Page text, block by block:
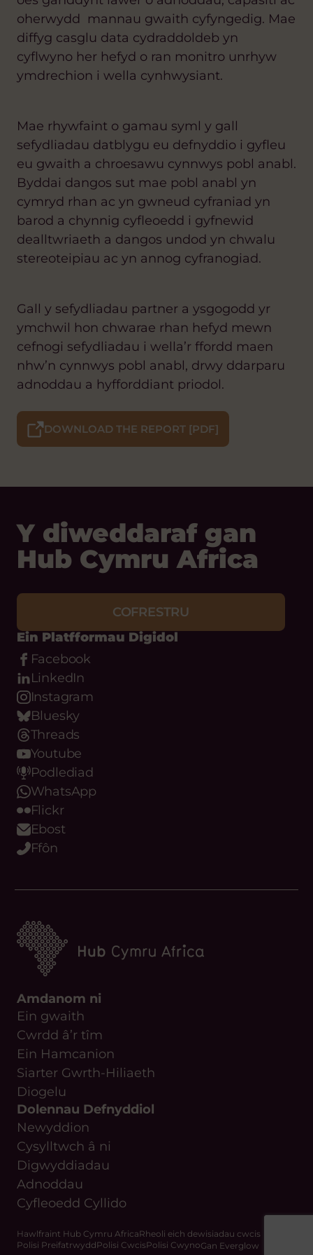
oherwydd mannau gwaith cyfyngedig. Mae
diffyg casglu data cydraddoldeb yn
cyflwyno her hefyd o ran monitro unrhyw
ymdrechion i wella cynhwysiant.
Mae rhywfaint o gamau syml y gall
sefydliadau datblygu eu defnyddio i gyfleu
eu gwaith a chroesawu cynnwys pobl anabl.
Byddai dangos sut mae pobl anabl yn
cymryd rhan ac yn gwneud cyfraniad yn
barod a chynnig cyfleoedd i gyfnewid
dealltwriaeth a dangos undod yn chwalu
stereoteipiau ac yn annog cyfranogiad.
Gall y sefydliadau partner a ysgogodd yr
ymchwil hon chwarae rhan hefyd mewn
cefnogi sefydliadau i wella’r ffordd maen
nhw’n cynnwys pobl anabl, drwy ddarparu
adnoddau a hyfforddiant priodol.
DOWNLOAD THE REPORT [PDF]
Y diweddaraf gan
Hub Cymru Africa
COFRESTRU
Ein Platfformau Digidol
Facebook
LinkedIn
Instagram
Bluesky
Threads
Youtube
Podlediad
WhatsApp
Flickr
Ebost
Ffôn
Amdanom ni
Ein gwaith
Cwrdd â’r tîm
Ein Hamcanion
Siarter Gwrth-Hiliaeth
Diogelu
Dolennau Defnyddiol
Newyddion
Cysylltwch â ni
Digwyddiadau
Adnoddau
Cyfleoedd Cyllido
Hawlfraint Hub Cymru AfricaRheoli eich dewisiadau cwcis
Polisi PreifatrwyddPolisi CwcisPolisi CwynoGan Everglow